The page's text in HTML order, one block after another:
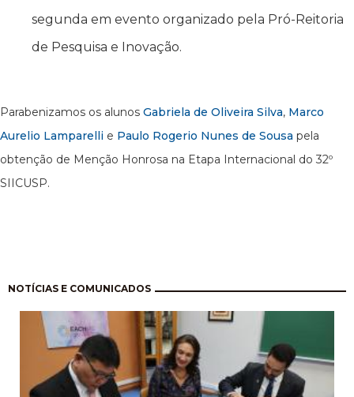
segunda em evento organizado pela Pró-Reitoria
de Pesquisa e Inovação.
Parabenizamos os alunos Gabriela de Oliveira Silva, Marco
Aurelio Lamparelli e Paulo Rogerio Nunes de Sousa pela
obtenção de Menção Honrosa na Etapa Internacional do 32º
SIICUSP.
NOTÍCIAS E COMUNICADOS
Pagination